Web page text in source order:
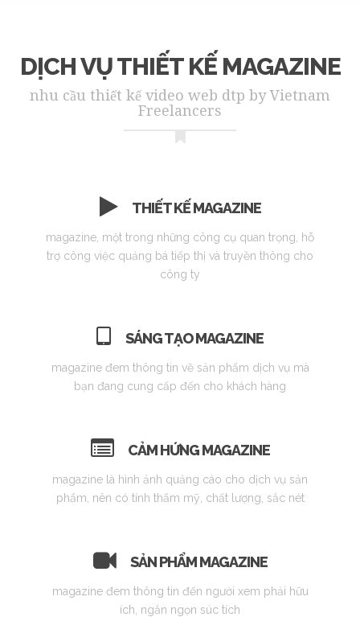
DỊCH VỤ THIẾT KẾ MAGAZINE
nhu cầu thiết kế video web dtp by Vietnam
Freelancers
THIẾT KẾ MAGAZINE
magazine, một trong những công cụ quan trọng, hỗ
trợ công việc quảng bá tiếp thị và truyền thông cho
công ty
SÁNG TẠO MAGAZINE
magazine đem thông tin về sản phẩm dịch vụ mà
bạn đang cung cấp đến cho khách hàng
CẢM HỨNG MAGAZINE
magazine là hình ảnh quảng cáo cho dịch vụ sản
phẩm, nên có tính thẩm mỹ, chất lượng, sắc nét
SẢN PHẨM MAGAZINE
magazine đem thông tin đến người xem phải hữu
ích, ngắn ngọn súc tích